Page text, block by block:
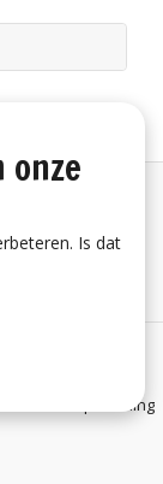
Beroepskleding
onze
Is dat